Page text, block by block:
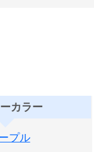
カラー
プル